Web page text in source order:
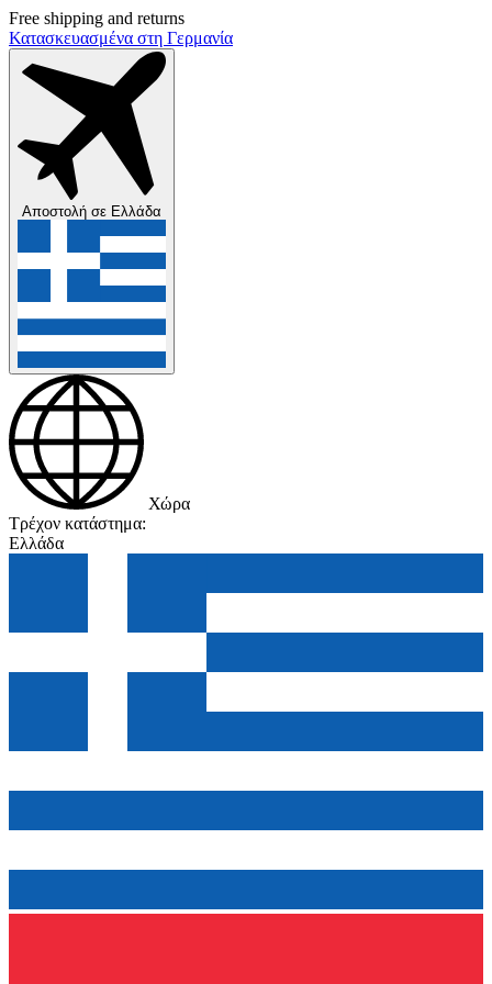
Free shipping and returns
Κατασκευασμένα στη Γερμανία
Αποστολή σε Ελλάδα
Χώρα
Τρέχον κατάστημα:
Ελλάδα